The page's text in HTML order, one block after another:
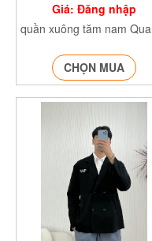
Giá: Đăng nhập
CHỌN MUA